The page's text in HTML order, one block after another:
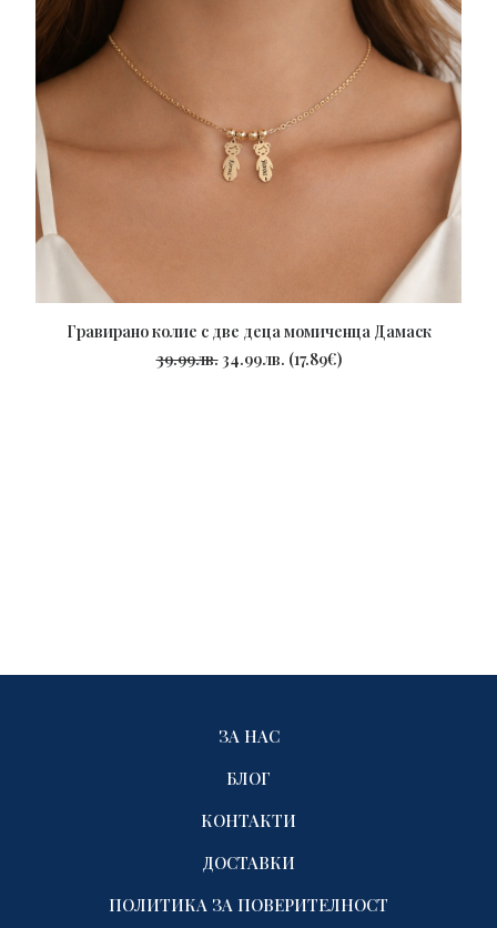
Гравирано колие с две деца момиченца Дамаск
39.99лв. 34.99лв. (17.89€)
ЗА НАС
БЛОГ
КОНТАКТИ
ДОСТАВКИ
ПОЛИТИКА ЗА ПОВЕРИТЕЛНОСТ